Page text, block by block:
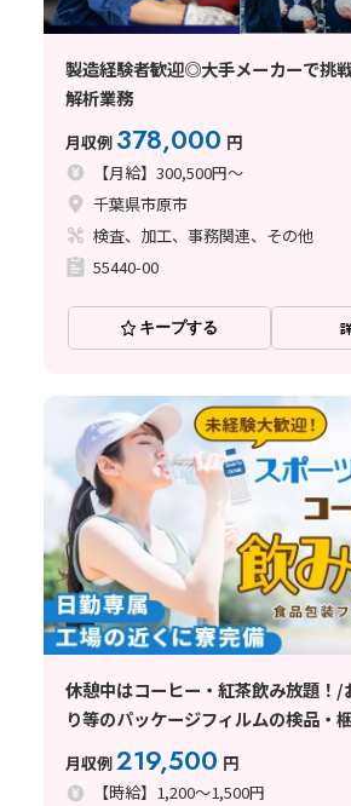
製造経験者歓迎◎大手メーカーで挑
解析業務
月収例 378,000 円
【月給】300,500円～
千葉県市原市
検査、加工、事務関連、その他
55440-00
キープする
休憩中はコーヒー・紅茶飲み放題！/
り等のパッケージフィルムの検品・
助/長期安定就業できる/安くて美味し
月収例219,500 円
【時給】1,200～1,500円